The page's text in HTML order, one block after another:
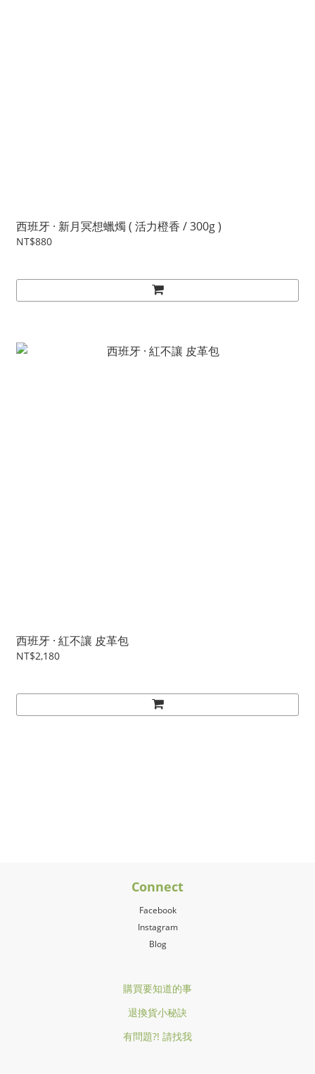
西班牙 · 新月冥想蠟燭 ( 活力橙香 / 300g )
NT$880
西班牙 · 紅不讓 皮革包
NT$2,180
Connect
Facebook
Instagram
Blog
購買要知道的事
退換貨小秘訣
有問題?! 請找我